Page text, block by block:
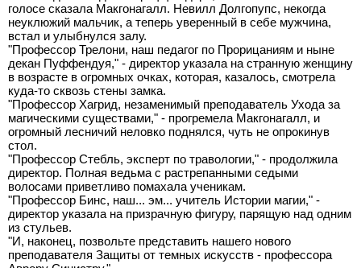
голосе сказала Макгонагалл. Невилл Долгопупс, некогда
неуклюжий мальчик, а теперь уверенный в себе мужчина,
встал и улыбнулся залу.
"Профессор Трелони, наш педагог по Прорицаниям и ныне
декан Пуффендуя," - директор указала на странную женщину
в возрасте в огромных очках, которая, казалось, смотрела
куда-то сквозь стены замка.
"Профессор Хагрид, незаменимый преподаватель Ухода за
магическими существами," - прогремела Макгонагалл, и
огромный лесничий неловко поднялся, чуть не опрокинув
стол.
"Профессор Стебль, эксперт по травологии," - продолжила
директор. Полная ведьма с растрепанными седыми
волосами приветливо помахала ученикам.
"Профессор Бинс, наш... эм... учитель Истории магии," -
директор указала на призрачную фигуру, парящую над одним
из стульев.
"И, наконец, позвольте представить нашего нового
преподавателя Защиты от темных искусств - профессора